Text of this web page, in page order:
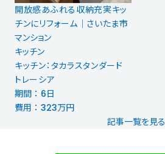
開放感あふれる収納充実キッ
チンにリフォーム｜さいたま市
マンション
キッチン
キッチン：タカラスタンダード
トレーシア
期間 ： 6日
費用 ： 323万円
記事一覧を見る